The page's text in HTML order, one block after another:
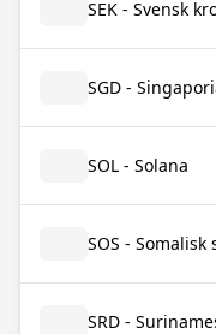
SEK - Svensk
SGD -
SOL - Solana
SOS -
SRD -